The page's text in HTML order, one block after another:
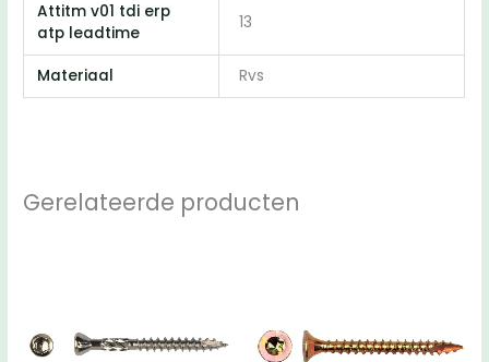
Attitm v01 tdi erp
atp leadtime
13
Materiaal Rvs
Gerelateerde producten